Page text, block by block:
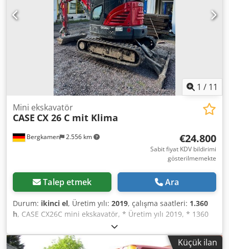
1 / 11
Bergkamen 2.556 km
Mini ekskavatör
CASE CX 26 C mit Klima
€24.800
Sabit fiyat KDV bildirimi
gösterilmemekte
Talep etmek Ara
Durum: ikinci el, Üretim yılı: 2019, çalışma saatleri: 1.360
h, CASE CX26C mini ekskavatör, * Üretim yılı 2019, * 1360
BS, i Dcsdpeurfkcjfx Amyok * Isıtma, * Klima, * Lastik
paletler, * Dozer bıçağı, * Hızlı bağlantı elemanı
Küçük ilan